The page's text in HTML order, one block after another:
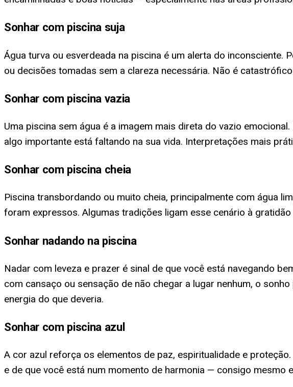
Sonhar com piscina suja
Água turva ou esverdeada na piscina é um alerta do
ou decisões tomadas sem a clareza necessária. Não é
Sonhar com piscina vazia
Uma piscina sem água é a imagem mais direta do vazio
algo importante está faltando na sua vida. Interpretações mais
Sonhar com piscina cheia
Piscina transbordando ou muito cheia, principalmente com água
foram expressos. Algumas tradições ligam esse cenário à
Sonhar nadando na piscina
Nadar com leveza e prazer é sinal de que você está navegando
com cansaço ou sensação de não chegar a lugar nenhum, o
energia do que deveria.
Sonhar com piscina azul
A cor azul reforça os elementos de paz, espiritualidade e
e de que você está num momento de harmonia — consigo mesmo